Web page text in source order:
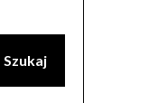
Szukaj